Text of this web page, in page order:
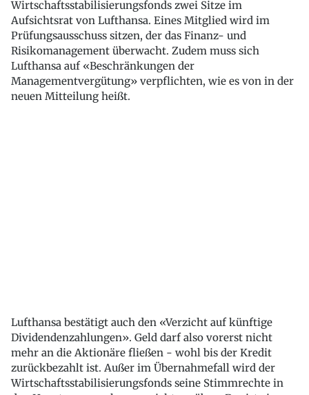
Wirtschaftsstabilisierungsfonds zwei Sitze im
Aufsichtsrat von Lufthansa. Eines Mitglied wird im
Prüfungsausschuss sitzen, der das Finanz- und
Risikomanagement überwacht. Zudem muss sich
Lufthansa auf «Beschränkungen der
Managementvergütung» verpflichten, wie es von in der
neuen Mitteilung heißt.
Lufthansa bestätigt auch den «Verzicht auf künftige
Dividendenzahlungen». Geld darf also vorerst nicht
mehr an die Aktionäre fließen - wohl bis der Kredit
zurückbezahlt ist. Außer im Übernahmefall wird der
Wirtschaftsstabilisierungsfonds seine Stimmrechte in